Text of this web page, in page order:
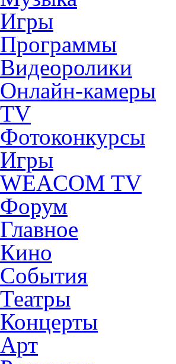
Игры
Программы
Видеоролики
Онлайн-камеры
TV
Фотоконкурсы
Игры
WEACOM TV
Форум
Главное
Кино
События
Театры
Концерты
Арт